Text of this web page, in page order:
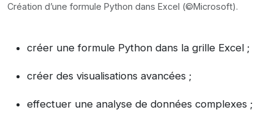
Création d’une formule Python dans Excel (©Microsoft).
créer une formule Python dans la grille Excel ;
créer des visualisations avancées ;
effectuer une analyse de données complexes ;